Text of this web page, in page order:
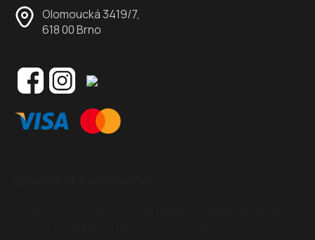
Olomoucká 3419/7,
618 00 Brno